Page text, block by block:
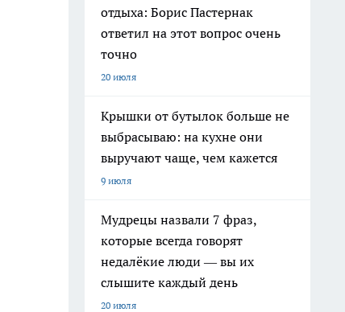
отдыха: Борис Пастернак
ответил на этот вопрос очень
точно
20 июля
Крышки от бутылок больше не
выбрасываю: на кухне они
выручают чаще, чем кажется
9 июля
Мудрецы назвали 7 фраз,
которые всегда говорят
недалёкие люди — вы их
слышите каждый день
20 июля